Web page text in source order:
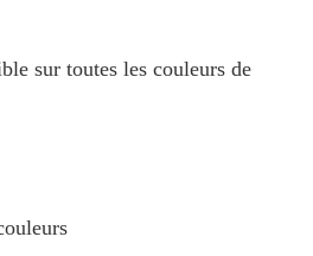
sur toutes les couleurs de